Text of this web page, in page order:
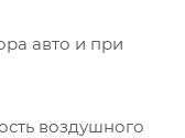
авто и при
воздушного